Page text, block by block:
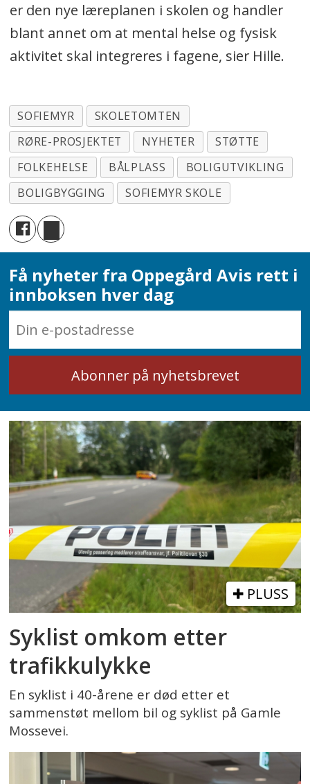
er den nye læreplanen i skolen og handler
blant annet om at mental helse og fysisk
aktivitet skal integreres i fagene, sier Hille.
SOFIEMYR
SKOLETOMTEN
RØRE-PROSJEKTET
NYHETER
STØTTE
FOLKEHELSE
BÅLPLASS
BOLIGUTVIKLING
BOLIGBYGGING
SOFIEMYR SKOLE
Få nyheter fra Oppegård Avis rett i
innboksen hver dag
PLUSS
Syklist omkom etter
trafikkulykke
En syklist i 40-årene er død etter et
sammenstøt mellom bil og syklist på Gamle
Mossevei.